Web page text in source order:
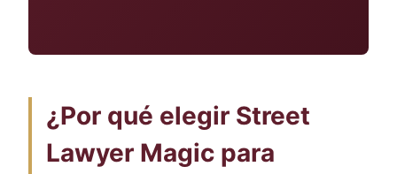
¿Por qué elegir Street
Lawyer Magic para